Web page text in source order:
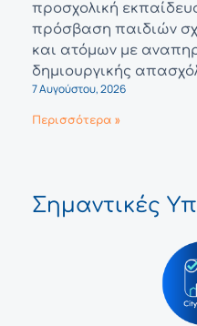
προσχολική
πρόσβαση παιδιών
και ατόμων με
δημιουργικής
7 Αυγούστου, 2026
Περισσότερα »
Σημαντικές